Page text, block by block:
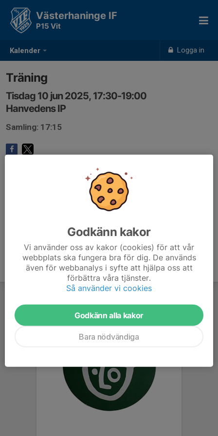
Kalender Logga in
Västerhaninge IF
P15 Vit
Träning
Tisdag 10 jun 2025, 17:30-19:00
Hanvedens IP
Samling: 17:15
Godkänn kakor
Vi använder oss av kakor (cookies) för att vår
webbplats ska fungera bra för dig. De används
även för webbanalys i syfte att hjälpa oss att
förbättra våra tjänster.
Så använder vi cookies
Godkänn alla kakor
Bara nödvändiga